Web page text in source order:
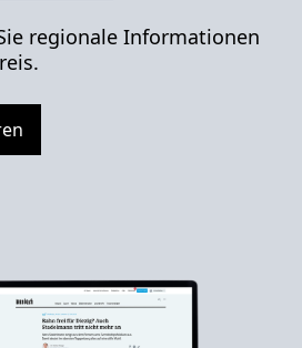
regionale Informationen